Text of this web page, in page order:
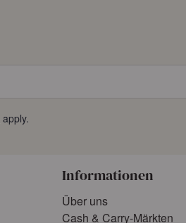
apply.
Informationen
Über uns
Cash & Carry-Märkten